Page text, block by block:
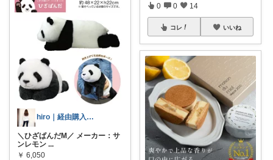
hiro｜経由購入ありがとうございます✨
＼ひざぱんだM／ メーカー：サ
ンレモン ...
￥ 6,050
0 0 14
コレ いいね